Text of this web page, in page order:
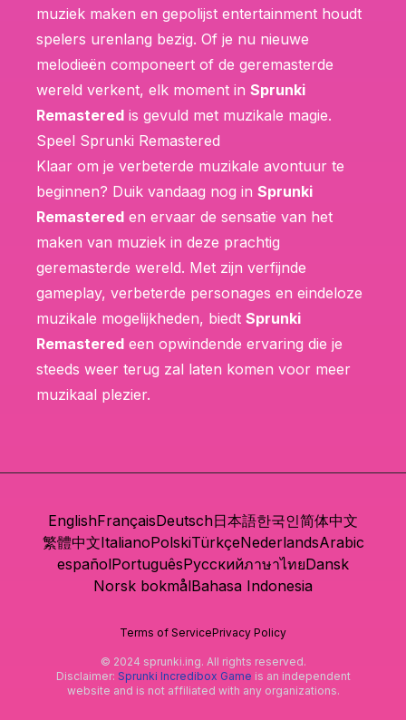
muziek maken en gepolijst entertainment houdt
spelers urenlang bezig. Of je nu nieuwe
melodieën componeert of de geremasterde
wereld verkent, elk moment in Sprunki
Remastered is gevuld met muzikale magie.
Speel Sprunki Remastered
Klaar om je verbeterde muzikale avontuur te
beginnen? Duik vandaag nog in Sprunki
Remastered en ervaar de sensatie van het
maken van muziek in deze prachtig
geremasterde wereld. Met zijn verfijnde
gameplay, verbeterde personages en eindeloze
muzikale mogelijkheden, biedt Sprunki
Remastered een opwindende ervaring die je
steeds weer terug zal laten komen voor meer
muzikaal plezier.
EnglishFrançaisDeutsch日本語한국인简体中文
繁體中文ItalianoPolskiTürkçeNederlandsArabic
españolPortuguêsРусскийภาษาไทยDansk
Norsk bokmålBahasa Indonesia
Terms of ServicePrivacy Policy
© 2024 sprunki.ing. All rights reserved.
Disclaimer: Sprunki Incredibox Game is an independent
website and is not affiliated with any organizations.